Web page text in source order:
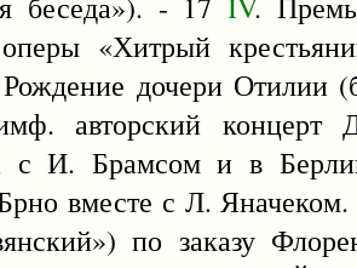
«Хитрый
Рождение дочери
авторский
с И. Брамсом и в
вместе с Л.
по заказу